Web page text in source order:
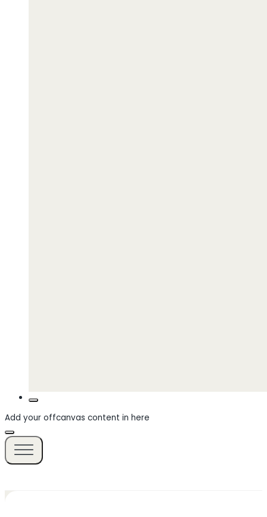
Add your offcanvas content in here